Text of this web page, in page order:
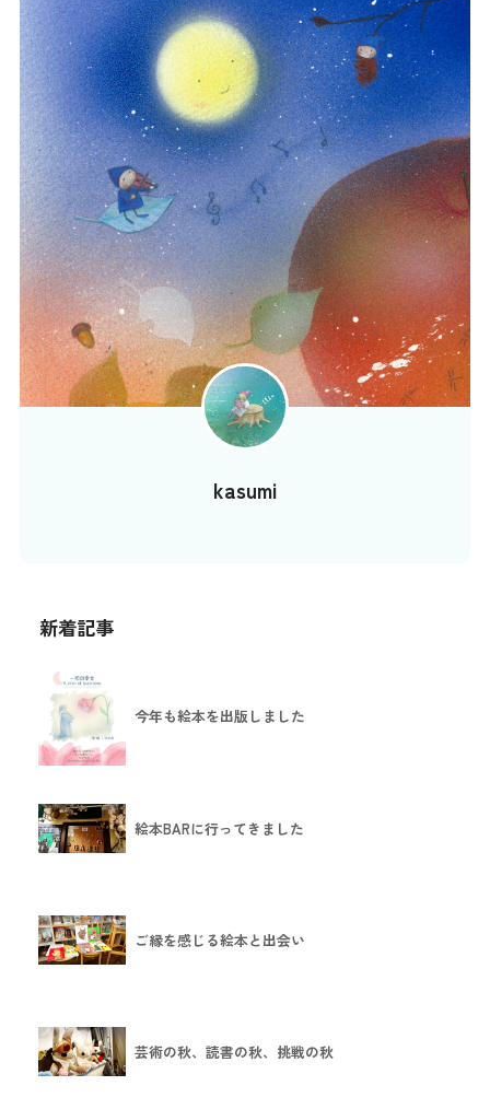
kasumi
新着記事
今年も絵本を出版しました
絵本BARに行ってきました
ご縁を感じる絵本と出会い
芸術の秋、読書の秋、挑戦の秋